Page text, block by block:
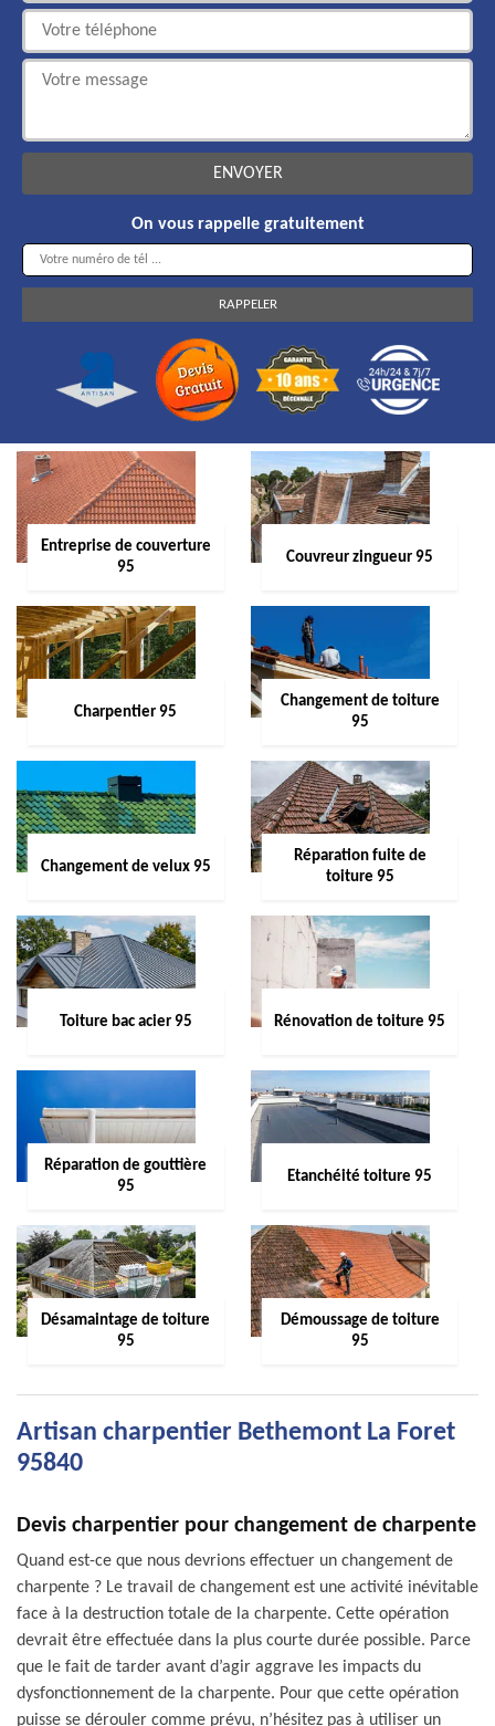
On vous rappelle gratuitement
Entreprise de couverture
95
Couvreur zingueur 95
Charpentier 95
Changement de toiture
95
Changement de velux 95
Réparation fuite de
toiture 95
Toiture bac acier 95 Rénovation de toiture 95
Réparation de gouttière
95
Etanchéité toiture 95
Désamaintage de toiture
95
Démoussage de toiture
95
Artisan charpentier Bethemont La Foret
95840
Devis charpentier pour changement de charpente
Quand est-ce que nous devrions effectuer un changement de
charpente ? Le travail de changement est une activité inévitable
face à la destruction totale de la charpente. Cette opération
devrait être effectuée dans la plus courte durée possible. Parce
que le fait de tarder avant d’agir aggrave les impacts du
dysfonctionnement de la charpente. Pour que cette opération
puisse se dérouler comme prévu, n’hésitez pas à utiliser un